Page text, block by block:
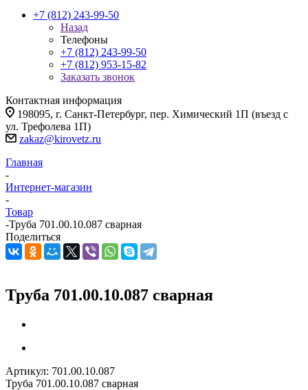
+7 (812) 243-99-50
Назад
Телефоны
+7 (812) 243-99-50
+7 (812) 953-15-82
Заказать звонок
Контактная информация
198095, г. Санкт-Петербург, пер. Химический 1П (въезд с
ул. Трефолева 1П)
zakaz@kirovetz.ru
Главная
-
Интернет-магазин
-
Товар
-Труба 701.00.10.087 сварная
Поделиться
Труба 701.00.10.087 сварная
Артикул: 701.00.10.087
Труба 701.00.10.087 сварная